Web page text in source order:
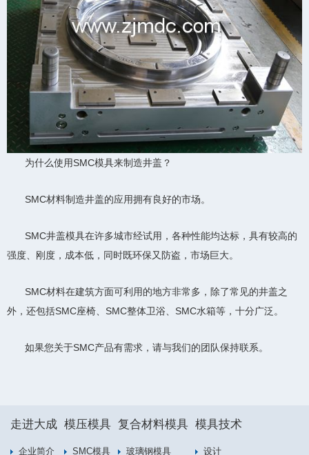
为什么使用SMC模具来制造井盖？
SMC材料制造井盖的应用拥有良好的市场。
SMC井盖模具在许多城市经试用，各种性能均达标，具有较高的
强度、刚度，成本低，同时既环保又防盗，市场巨大。
SMC材料在建筑方面可利用的地方非常多，除了常见的井盖之
外，还包括SMC座椅、SMC整体卫浴、SMC水箱等，十分广泛。
如果您关于SMC产品有需求，请与我们的团队保持联系。
走进大成
企业简介
模压模具
SMC模具
复合材料模具
玻璃钢模具
模具技术
设计